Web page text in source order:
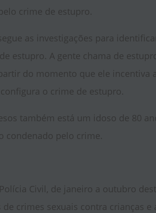
crime de estupro.
as investigações para
estupro. A gente chama de
do momento que ele
o crime de estupro.
também está um idoso de 80
condenado pelo crime.
Civil, de janeiro a outubro
de crimes sexuais contra crianças